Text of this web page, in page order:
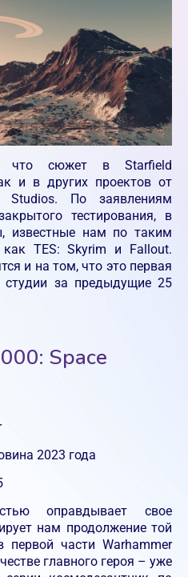
что сюжет в Starfield
и в других проектов от
Studios. По заявлениям
тестирования, в
известные нам по таким
TES: Skyrim и Fallout.
и на том, что это первая
студии за предыдущие 25
Space
2023 года
оправдывает свое
нам продолжение той
первой части Warhammer
главного героя – уже